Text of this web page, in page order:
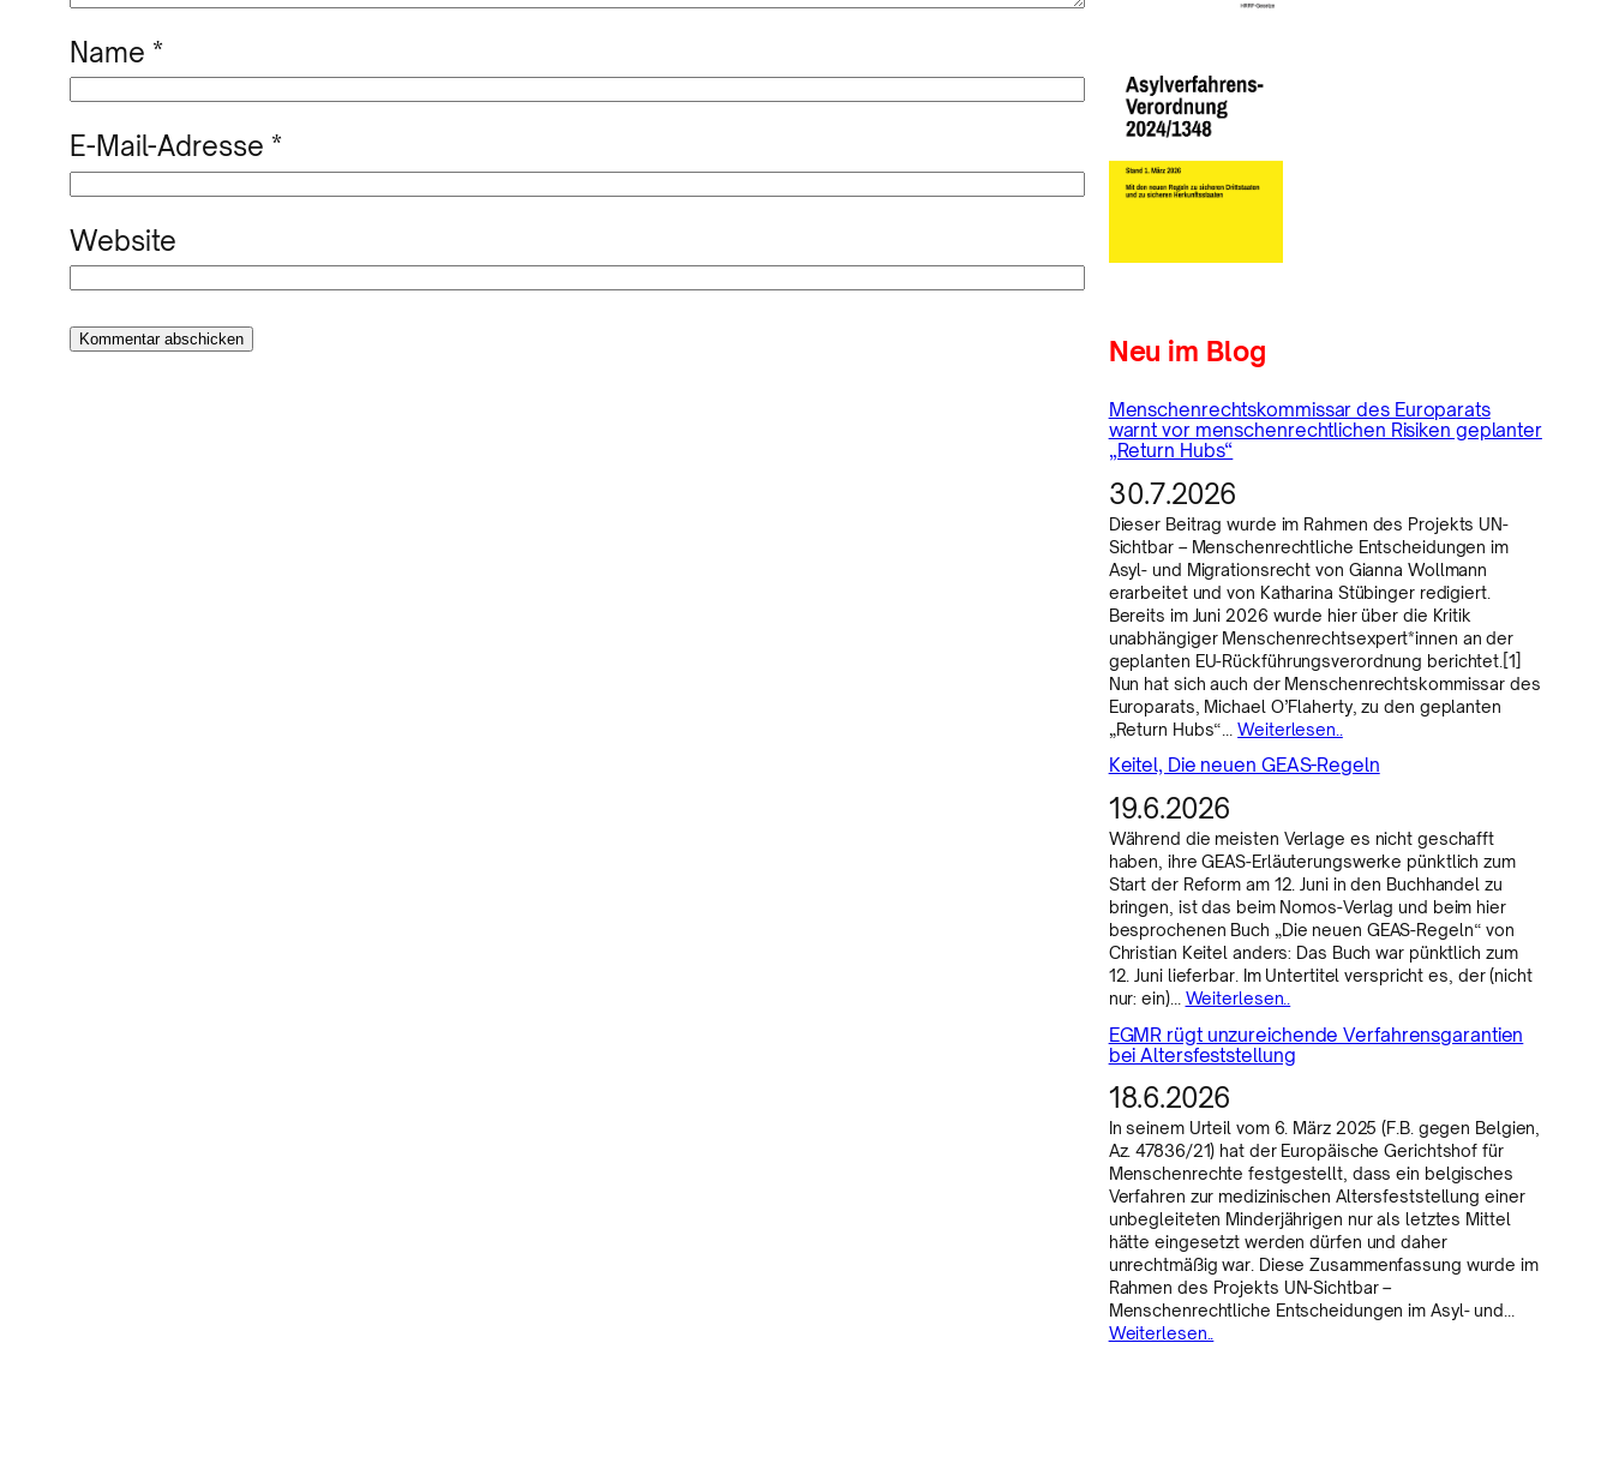
Name *
E-Mail-Adresse *
Website
Neu im Blog
Menschenrechtskommissar des Europarats
warnt vor menschenrechtlichen Risiken geplanter
„Return Hubs“
30.7.2026
Dieser Beitrag wurde im Rahmen des Projekts UN-
Sichtbar – Menschenrechtliche Entscheidungen im
Asyl- und Migrationsrecht von Gianna Wollmann
erarbeitet und von Katharina Stübinger redigiert.
Bereits im Juni 2026 wurde hier über die Kritik
unabhängiger Menschenrechtsexpert*innen an der
geplanten EU-Rückführungsverordnung berichtet.[1]
Nun hat sich auch der Menschenrechtskommissar des
Europarats, Michael O’Flaherty, zu den geplanten
„Return Hubs“…Weiterlesen..
Keitel, Die neuen GEAS-Regeln
19.6.2026
Während die meisten Verlage es nicht geschafft
haben, ihre GEAS-Erläuterungswerke pünktlich zum
Start der Reform am 12. Juni in den Buchhandel zu
bringen, ist das beim Nomos-Verlag und beim hier
besprochenen Buch „Die neuen GEAS-Regeln“ von
Christian Keitel anders: Das Buch war pünktlich zum
12. Juni lieferbar. Im Untertitel verspricht es, der (nicht
nur: ein)… Weiterlesen..
EGMR rügt unzureichende Verfahrensgarantien
bei Altersfeststellung
18.6.2026
In seinem Urteil vom 6. März 2025 (F.B. gegen Belgien,
Az. 47836/21) hat der Europäische Gerichtshof für
Menschenrechte festgestellt, dass ein belgisches
Verfahren zur medizinischen Altersfeststellung einer
unbegleiteten Minderjährigen nur als letztes Mittel
hätte eingesetzt werden dürfen und daher
unrechtmäßig war. Diese Zusammenfassung wurde im
Rahmen des Projekts UN-Sichtbar –
Menschenrechtliche Entscheidungen im Asyl- und…
Weiterlesen..